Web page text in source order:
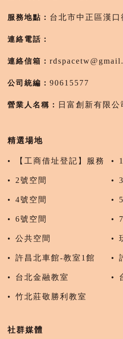
服務地點： 台北市中正區漢
連絡電話：
連絡信箱：
公司統編： 90615577
營業人名稱： 日富創新有限公
精選場地
【工商借址登記】服務
2號空間
4號空間
6號空間
公共空間
許昌北車館-教室1館
台北金融教室
竹北莊敬勝利教室
社群媒體